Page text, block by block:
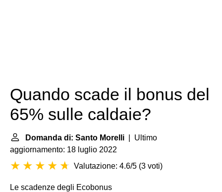
Quando scade il bonus del
65% sulle caldaie?
Domanda di: Santo Morelli | Ultimo
aggiornamento: 18 luglio 2022
Valutazione: 4.6/5 (3 voti)
Le scadenze degli Ecobonus